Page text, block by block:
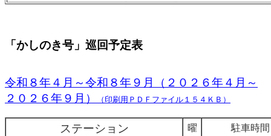
「かしのき号」巡回予定表
令和８年４月～令和８年９月（２０２６年４月～
２０２６年９月）
（印刷用ＰＤＦファイル１５４ＫＢ）
ステーション 曜 駐車時間